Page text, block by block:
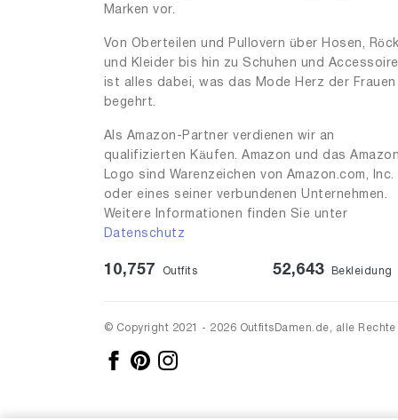
Marken vor.
Von Oberteilen und Pullovern über Hosen,
und Kleider bis hin zu Schuhen und
ist alles dabei, was das Mode Herz der Frauen
begehrt.
Als Amazon-Partner verdienen wir an
qualifizierten Käufen. Amazon und das
Logo sind Warenzeichen von Amazon.com, Inc.
oder eines seiner verbundenen Unternehmen.
Weitere Informationen finden Sie unter
Datenschutz
10,757 Outfits 52,643 Bekleidung
© Copyright 2021 - 2026 OutfitsDamen.de, alle Rechte